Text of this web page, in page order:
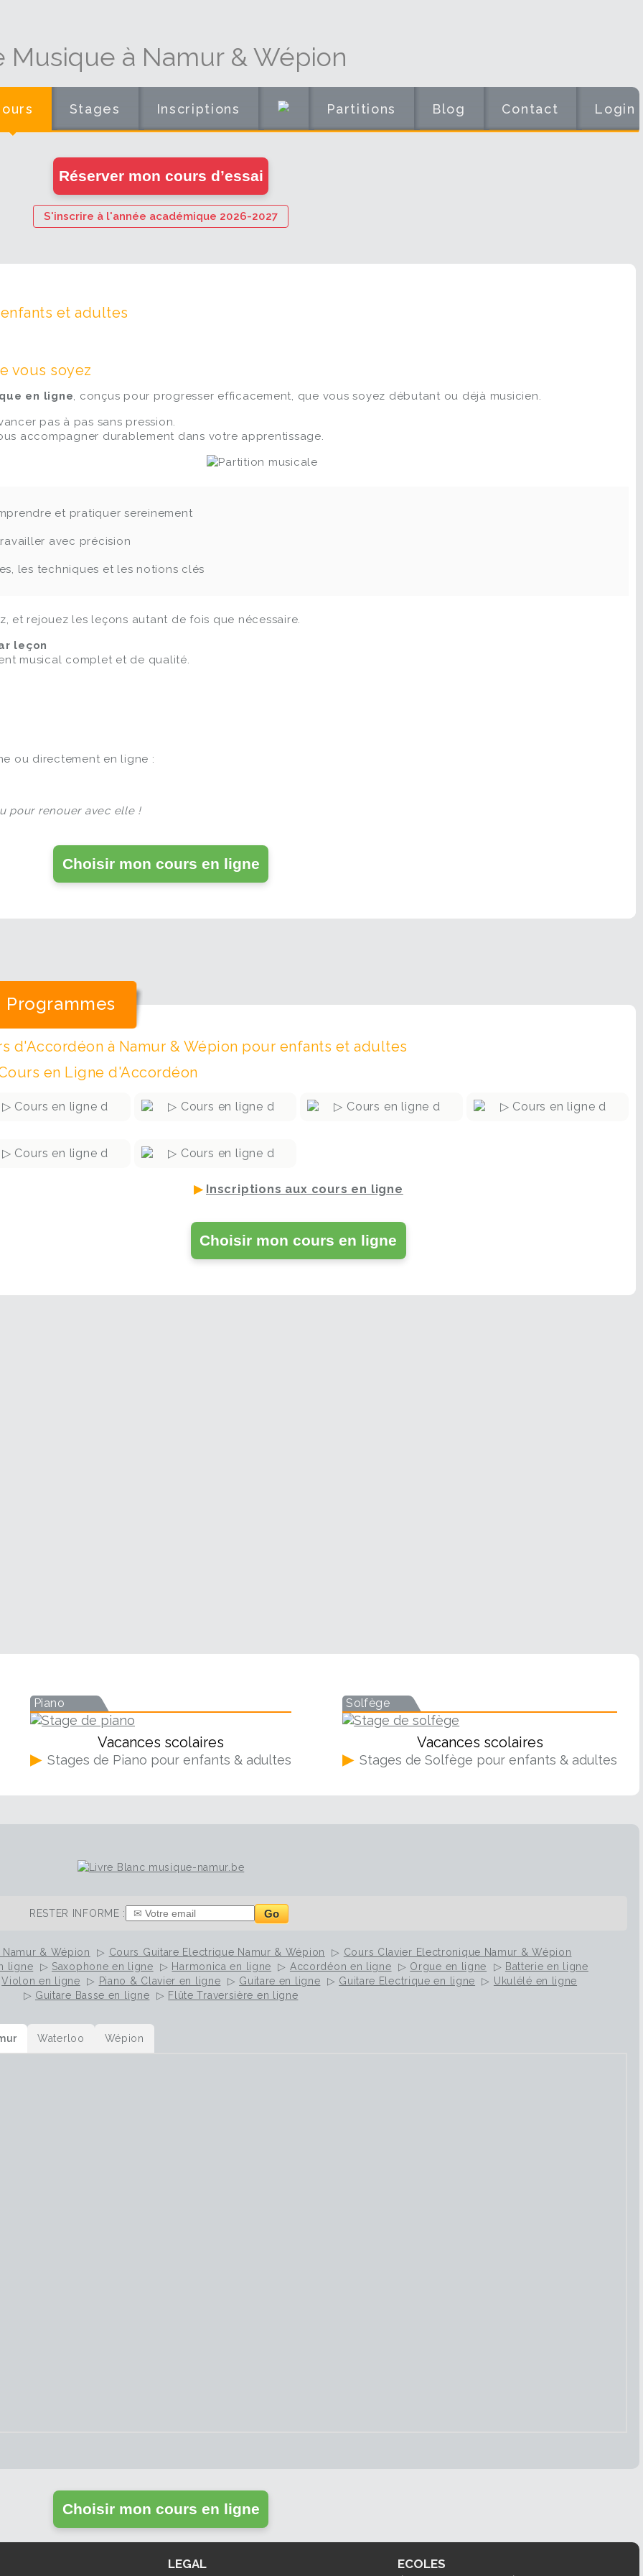
Musique à Namur & Wépion
Stages Inscriptions Partitions Blog Contact Login
Réserver mon cours d’essai
S'inscrire à l'année académique 2026-2027
et adultes
vous soyez
en ligne, conçus pour progresser efficacement, que vous soyez débutant ou déjà musicien.
pas à pas sans pression.
accompagner durablement dans votre apprentissage.
et pratiquer sereinement
avec précision
les techniques et les notions clés
et rejouez les leçons autant de fois que nécessaire.
leçon
musical complet et de qualité.
ou directement en ligne :
pour renouer avec elle !
Choisir mon cours en ligne
Programmes
d'Accordéon à Namur & Wépion pour enfants et adultes
en Ligne d'Accordéon
+
▶ Inscriptions aux cours en ligne
Choisir mon cours en ligne
Piano
Vacances scolaires
▶ Stages de Piano pour enfants & adultes
Solfège
Vacances scolaires
▶ Stages de Solfège pour enfants & adultes
RESTER INFORME : Go
& Wépion ▷ Cours Guitare Electrique Namur & Wépion ▷ Cours Clavier Electronique Namur & Wépion
ligne ▷ Saxophone en ligne ▷ Harmonica en ligne ▷ Accordéon en ligne ▷ Orgue en ligne ▷ Batterie en ligne
Violon en ligne ▷ Piano & Clavier en ligne ▷ Guitare en ligne ▷ Guitare Electrique en ligne ▷ Ukulélé en ligne
▷ Guitare Basse en ligne ▷ Flûte Traversière en ligne
Waterloo Wépion
Choisir mon cours en ligne
LEGAL ECOLES